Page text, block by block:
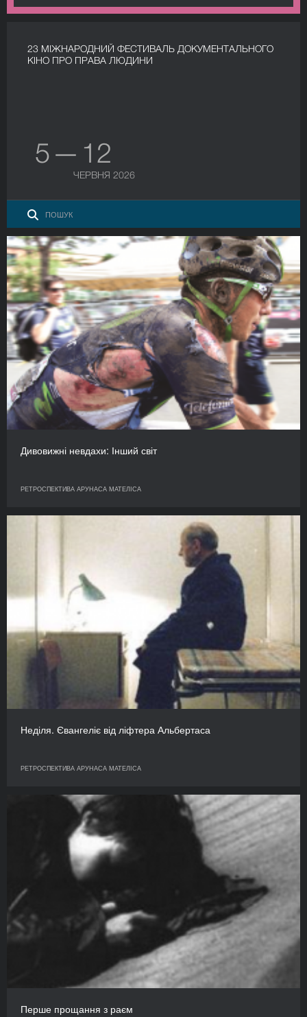
23 МІЖНАРОДНИЙ ФЕСТИВАЛЬ ДОКУМЕНТАЛЬНОГО
КІНО ПРО ПРАВА ЛЮДИНИ
5 — 12
ЧЕРВНЯ 2026
Дивовижні невдахи: Інший світ
РЕТРОСПЕКТИВА АРУНАСА МАТЕЛІСА
Неділя. Євангеліє від ліфтера Альбертаса
РЕТРОСПЕКТИВА АРУНАСА МАТЕЛІСА
Перше прощання з раєм